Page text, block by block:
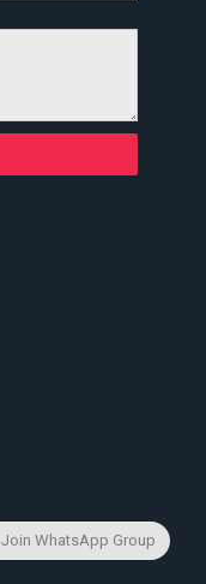
Join WhatsApp Group